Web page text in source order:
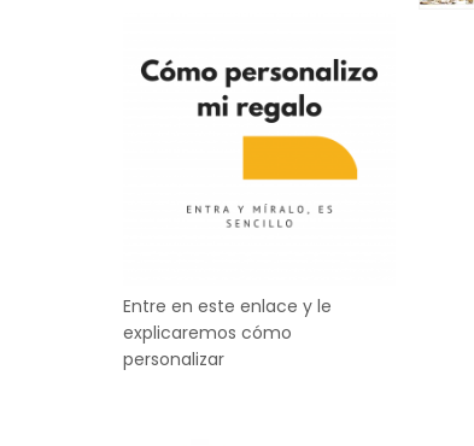
Entre en este enlace y le
explicaremos cómo
personalizar